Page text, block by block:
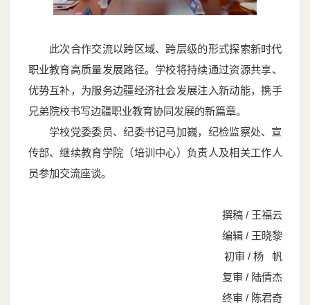
此次合作交流以跨区域、跨层级的形式探索新时代
职业教育高质量发展路径。学校将持续通过资源共享、
优势互补，为服务边疆经济社会发展注入新动能，携手
兄弟院校书写边疆职业教育协同发展的新篇章。
学校党委委员、纪委书记马加巍，纪检监察处、宣
传部、继续教育学院（培训中心）负责人及相关工作人
员参加交流座谈。
撰稿 / 王福云
编辑 / 王晓黎
初审 / 杨 帆
复审 / 陆倩杰
终审 / 陈君奇